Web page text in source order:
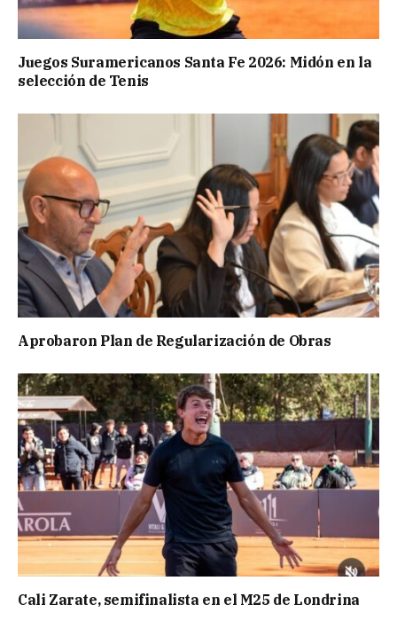
Juegos Suramericanos Santa Fe 2026: Midón en la
selección de Tenis
Aprobaron Plan de Regularización de Obras
Cali Zarate, semifinalista en el M25 de Londrina